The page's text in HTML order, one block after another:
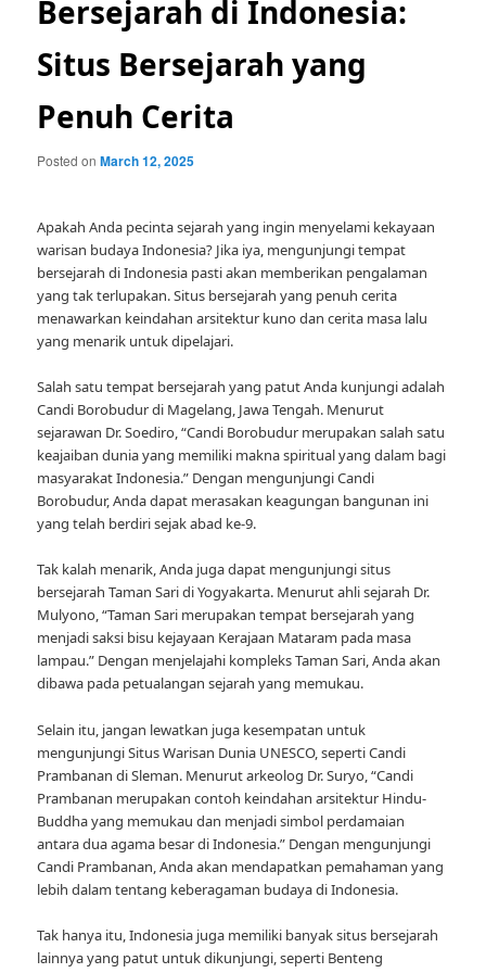
Bersejarah di Indonesia:
Situs Bersejarah yang
Penuh Cerita
Posted onMarch 12, 2025
Apakah Anda pecinta sejarah yang ingin menyelami kekayaan
warisan budaya Indonesia? Jika iya, mengunjungi tempat
bersejarah di Indonesia pasti akan memberikan pengalaman
yang tak terlupakan. Situs bersejarah yang penuh cerita
menawarkan keindahan arsitektur kuno dan cerita masa lalu
yang menarik untuk dipelajari.
Salah satu tempat bersejarah yang patut Anda kunjungi adalah
Candi Borobudur di Magelang, Jawa Tengah. Menurut
sejarawan Dr. Soediro, “Candi Borobudur merupakan salah satu
keajaiban dunia yang memiliki makna spiritual yang dalam bagi
masyarakat Indonesia.” Dengan mengunjungi Candi
Borobudur, Anda dapat merasakan keagungan bangunan ini
yang telah berdiri sejak abad ke-9.
Tak kalah menarik, Anda juga dapat mengunjungi situs
bersejarah Taman Sari di Yogyakarta. Menurut ahli sejarah Dr.
Mulyono, “Taman Sari merupakan tempat bersejarah yang
menjadi saksi bisu kejayaan Kerajaan Mataram pada masa
lampau.” Dengan menjelajahi kompleks Taman Sari, Anda akan
dibawa pada petualangan sejarah yang memukau.
Selain itu, jangan lewatkan juga kesempatan untuk
mengunjungi Situs Warisan Dunia UNESCO, seperti Candi
Prambanan di Sleman. Menurut arkeolog Dr. Suryo, “Candi
Prambanan merupakan contoh keindahan arsitektur Hindu-
Buddha yang memukau dan menjadi simbol perdamaian
antara dua agama besar di Indonesia.” Dengan mengunjungi
Candi Prambanan, Anda akan mendapatkan pemahaman yang
lebih dalam tentang keberagaman budaya di Indonesia.
Tak hanya itu, Indonesia juga memiliki banyak situs bersejarah
lainnya yang patut untuk dikunjungi, seperti Benteng